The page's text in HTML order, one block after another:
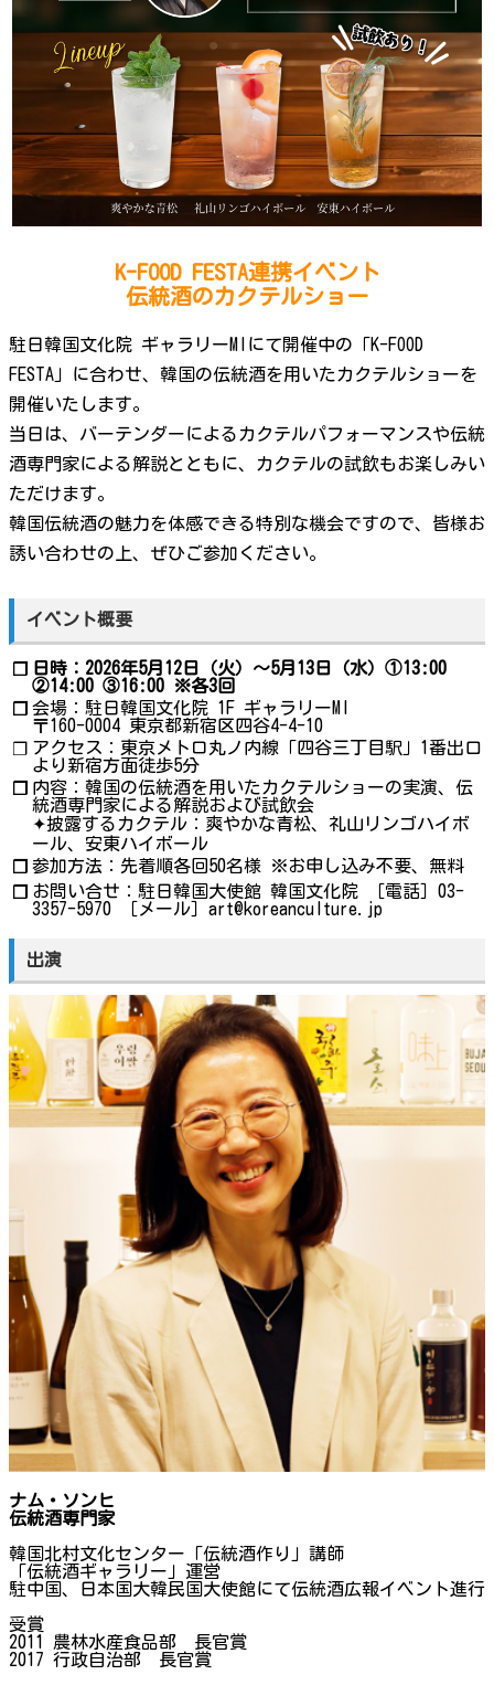
K-FOOD FESTA連携イベント
伝統酒のカクテルショー
駐日韓国文化院 ギャラリーMIにて開催中の「K-FOOD
FESTA」に合わせ、韓国の伝統酒を用いたカクテルショーを
開催いたします。
当日は、バーテンダーによるカクテルパフォーマンスや伝統
酒専門家による解説とともに、カクテルの試飲もお楽しみい
ただけます。
韓国伝統酒の魅力を体感できる特別な機会ですので、皆様お
誘い合わせの上、ぜひご参加ください。
イベント概要
❐
日時：2026年5月12日（火）〜5月13日（水）①13:00
②14:00 ③16:00 ※各3回
❐ 会場：駐日韓国文化院 1F ギャラリーMI
〒160-0004 東京都新宿区四谷4-4-10
❐ アクセス：東京メトロ丸ノ内線「四谷三丁目駅」1番出口
より新宿方面徒歩5分
❐ 内容：韓国の伝統酒を用いたカクテルショーの実演、伝
統酒専門家による解説および試飲会
✦披露するカクテル：爽やかな青松、礼山リンゴハイボ
ール、安東ハイボール
❐ 参加方法：先着順各回50名様 ※お申し込み不要、無料
❐ お問い合せ：駐日韓国大使館 韓国文化院 ［電話］03-
3357-5970 ［メール］art@koreanculture.jp
出演
ナム・ソンヒ
伝統酒専門家
韓国北村文化センター「伝統酒作り」講師
「伝統酒ギャラリー」運営
駐中国、日本国大韓民国大使館にて伝統酒広報イベント進行
受賞
2011 農林水産食品部 長官賞
2017 行政自治部 長官賞